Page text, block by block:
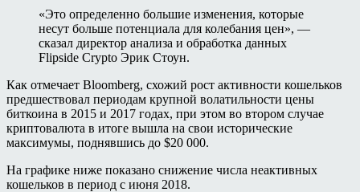
«Это определенно большие изменения, которые
несут больше потенциала для колебания цен», —
сказал директор анализа и обработка данных
Flipside Crypto Эрик Стоун.
Как отмечает Bloomberg, схожий рост активности кошельков
предшествовал периодам крупной волатильности цены
биткоина в 2015 и 2017 годах, при этом во втором случае
криптовалюта в итоге вышла на свои исторические
максимумы, поднявшись до $20 000.
На графике ниже показано снижение числа неактивных
кошельков в период с июня 2018.